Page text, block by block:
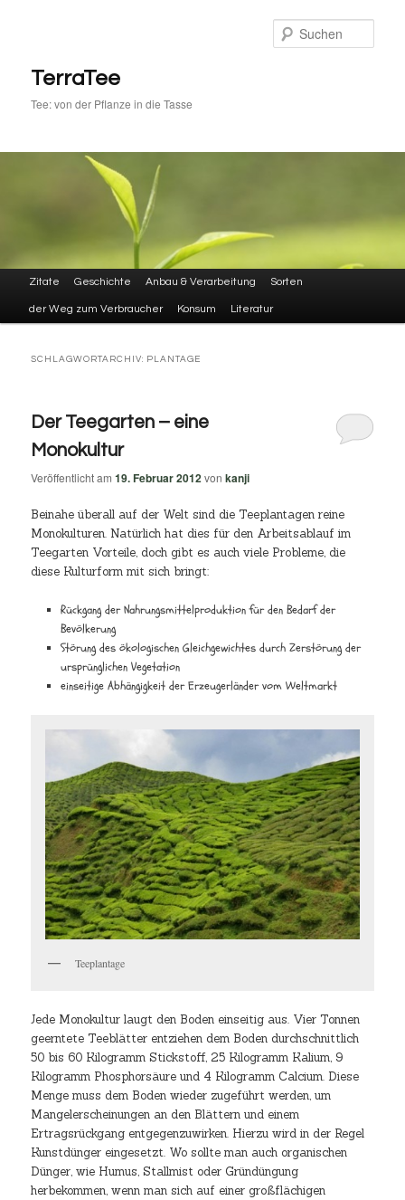
springen
springen
TerraTee
Tee: von der Pflanze in die Tasse
Hauptmenü
Zitate Geschichte Anbau & Verarbeitung Sorten
der Weg zum Verbraucher Konsum Literatur
SCHLAGWORTARCHIV: PLANTAGE
Der Teegarten – eine
Monokultur
Veröffentlicht am19. Februar 2012vonkanji
Beinahe überall auf der Welt sind die Teeplantagen reine
Monokulturen. Natürlich hat dies für den Arbeitsablauf im
Teegarten Vorteile, doch gibt es auch viele Probleme, die
diese Kulturform mit sich bringt:
Rückgang der Nahrungsmittelproduktion für den Bedarf der
Bevölkerung
Störung des ökologischen Gleichgewichtes durch Zerstörung der
ursprünglichen Vegetation
einseitige Abhängigkeit der Erzeugerländer vom Weltmarkt
Teeplantage
Jede Monokultur laugt den Boden einseitig aus. Vier Tonnen
geerntete Teeblätter entziehen dem Boden durchschnittlich
50 bis 60 Kilogramm Stickstoff, 25 Kilogramm Kalium, 9
Kilogramm Phosphorsäure und 4 Kilogramm Calcium. Diese
Menge muss dem Boden wieder zugeführt werden, um
Mangelerscheinungen an den Blättern und einem
Ertragsrückgang entgegenzuwirken. Hierzu wird in der Regel
Kunstdünger eingesetzt. Wo sollte man auch organischen
Dünger, wie Humus, Stallmist oder Gründüngung
herbekommen, wenn man sich auf einer großflächigen